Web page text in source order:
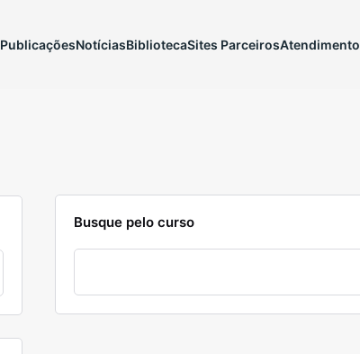
PublicaçõesNotíciasBibliotecaSites ParceirosAtendimento
Busque pelo curso